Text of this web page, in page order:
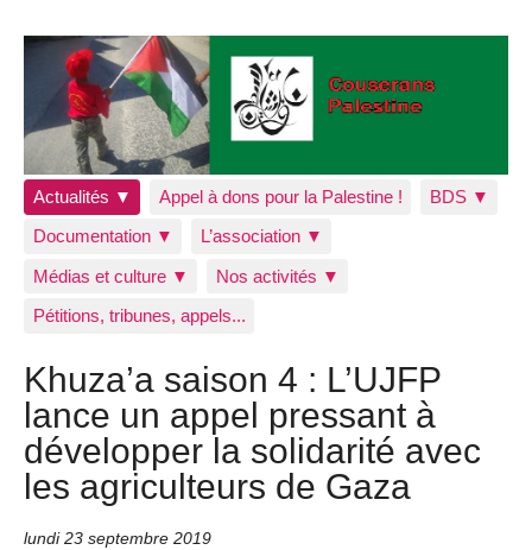
Actualités ▼ Appel à dons pour la Palestine !
BDS ▼
Documentation ▼
L’association ▼
Médias et culture ▼
Nos activités ▼
Pétitions, tribunes, appels...
Khuza’a saison 4 : L’UJFP
lance un appel pressant à
développer la solidarité avec
les agriculteurs de Gaza
lundi 23 septembre 2019